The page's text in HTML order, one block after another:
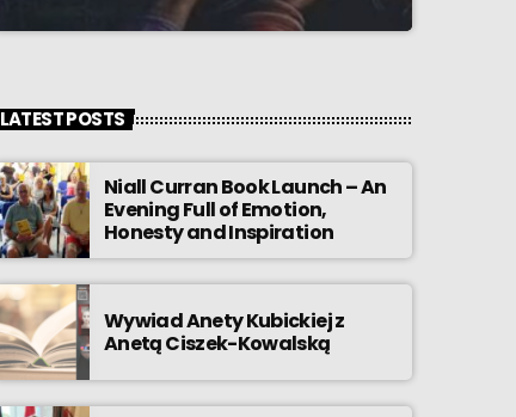
LATEST POSTS
Niall Curran Book Launch – An
Evening Full of Emotion,
Honesty and Inspiration
Wywiad Anety Kubickiej z
Anetą Ciszek-Kowalską